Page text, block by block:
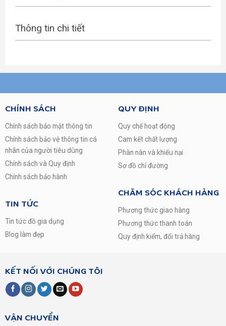
Thông tin chi tiết
CHÍNH SÁCH
Chính sách bảo mật thông tin
Chính sách bảo vệ thông tin cá
nhân của người tiêu dùng
Chính sách và Quy định
Chính sách bảo hành
TIN TỨC
Tin tức đồ gia dụng
Blog làm đẹp
QUY ĐỊNH
Quy chế hoạt động
Cam kết chất lượng
Phàn nàn và khiếu nại
Sơ đồ chỉ đường
CHĂM SÓC KHÁCH HÀNG
Phương thức giao hàng
Phương thức thanh toán
Quy định kiểm, đổi trả hàng
KẾT NỐI VỚI CHÚNG TÔI
VẬN CHUYỂN